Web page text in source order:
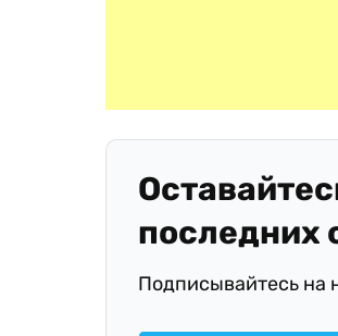
последних
Подписывайтесь на